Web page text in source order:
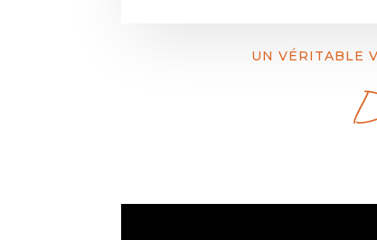
UN VÉRITABLE